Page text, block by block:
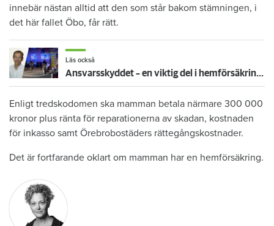
innebär nästan alltid att den som står bakom stämningen, i
det här fallet Öbo, får rätt.
Läs också
Ansvarsskyddet – en viktig del i hemförsäkringen
Enligt tredskodomen ska mamman betala närmare 300 000
kronor plus ränta för reparationerna av skadan, kostnaden
för inkasso samt Örebrobostäders rättegångskostnader.
Det är fortfarande oklart om mamman har en hemförsäkring.